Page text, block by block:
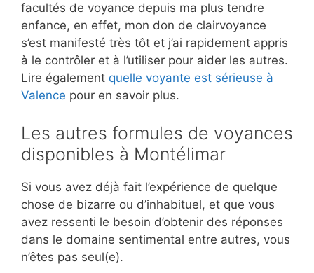
facultés de voyance depuis ma plus tendre
enfance, en effet, mon don de clairvoyance
s’est manifesté très tôt et j’ai rapidement appris
à le contrôler et à l’utiliser pour aider les autres.
Lire également quelle voyante est sérieuse à
Valence pour en savoir plus.
Les autres formules de voyances
disponibles à Montélimar
Si vous avez déjà fait l’expérience de quelque
chose de bizarre ou d’inhabituel, et que vous
avez ressenti le besoin d’obtenir des réponses
dans le domaine sentimental entre autres, vous
n’êtes pas seul(e).